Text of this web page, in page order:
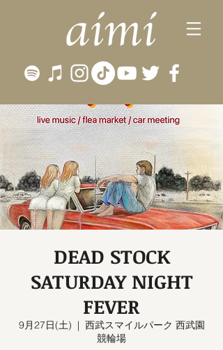
DEAD STOCK
SATURDAY NIGHT
FEVER
9月27日(土)
  |
西武スマイルパーク 西武園
競輪場